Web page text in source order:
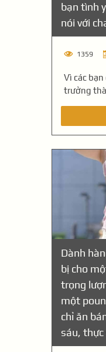
bạn tình
nói với
1359
Vì các
trưởng
Dành
bị cho
trọng
một
chỉ ăn
sáu, thực